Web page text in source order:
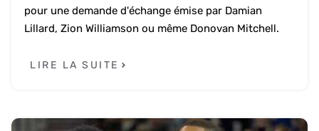
pour une demande d'échange émise par Damian
Lillard, Zion Williamson ou même Donovan Mitchell.
LIRE LA SUITE